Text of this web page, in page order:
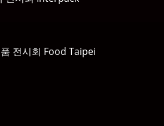
전시회 Food Taipei